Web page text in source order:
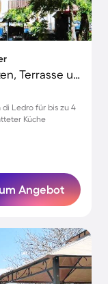
Schöne Ferienwohnung mit Garten, Terrasse und Grill
di Ledro für bis zu 4
Küche
Angebot